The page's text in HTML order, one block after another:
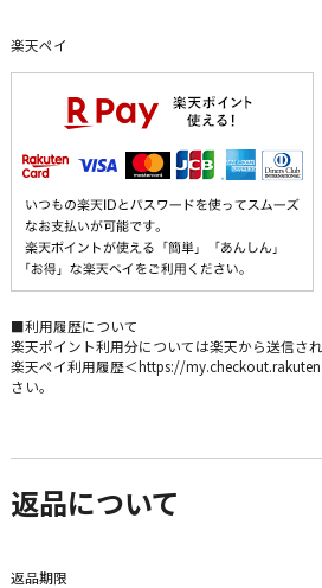
楽天ペイ
■利用履歴について
楽天ポイント利用分については楽天から送信さ
楽天ペイ利用履歴＜https://
さい。
返品について
返品期限